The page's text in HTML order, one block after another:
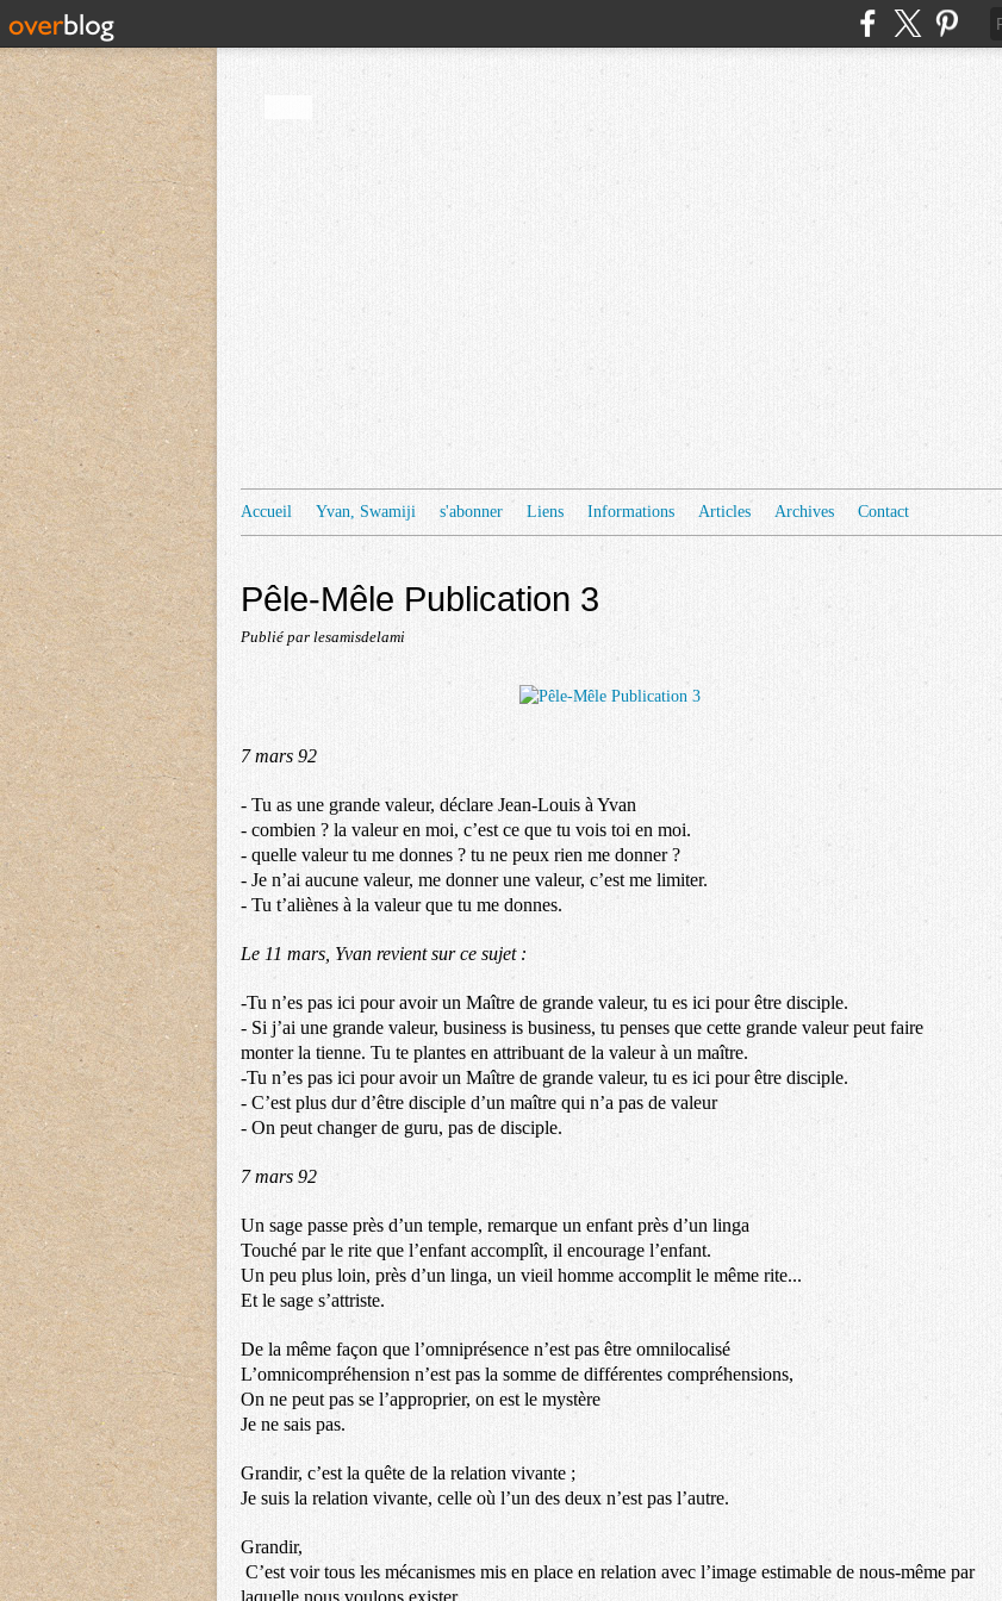
Accueil Yvan, Swamiji s'abonner Liens Informations Articles Archives Contact
Pêle-Mêle Publication 3
Publié par lesamisdelami
7 mars 92
- Tu as une grande valeur, déclare Jean-Louis à Yvan
- combien ? la valeur en moi, c’est ce que tu vois toi en moi.
- quelle valeur tu me donnes ? tu ne peux rien me donner ?
- Je n’ai aucune valeur, me donner une valeur, c’est me limiter.
- Tu t’aliènes à la valeur que tu me donnes.
Le 11 mars, Yvan revient sur ce sujet :
-Tu n’es pas ici pour avoir un Maître de grande valeur, tu es ici pour être disciple.
- Si j’ai une grande valeur, business is business, tu penses que cette grande valeur peut faire
monter la tienne. Tu te plantes en attribuant de la valeur à un maître.
-Tu n’es pas ici pour avoir un Maître de grande valeur, tu es ici pour être disciple.
- C’est plus dur d’être disciple d’un maître qui n’a pas de valeur
- On peut changer de guru, pas de disciple.
7 mars 92
Un sage passe près d’un temple, remarque un enfant près d’un linga
Touché par le rite que l’enfant accomplît, il encourage l’enfant.
Un peu plus loin, près d’un linga, un vieil homme accomplit le même rite...
Et le sage s’attriste.
De la même façon que l’omniprésence n’est pas être omnilocalisé
L’omnicompréhension n’est pas la somme de différentes compréhensions,
On ne peut pas se l’approprier, on est le mystère
Je ne sais pas.
Grandir, c’est la quête de la relation vivante ;
Je suis la relation vivante, celle où l’un des deux n’est pas l’autre.
Grandir,
C’est voir tous les mécanismes mis en place en relation avec l’image estimable de nous-même par
laquelle nous voulons exister.